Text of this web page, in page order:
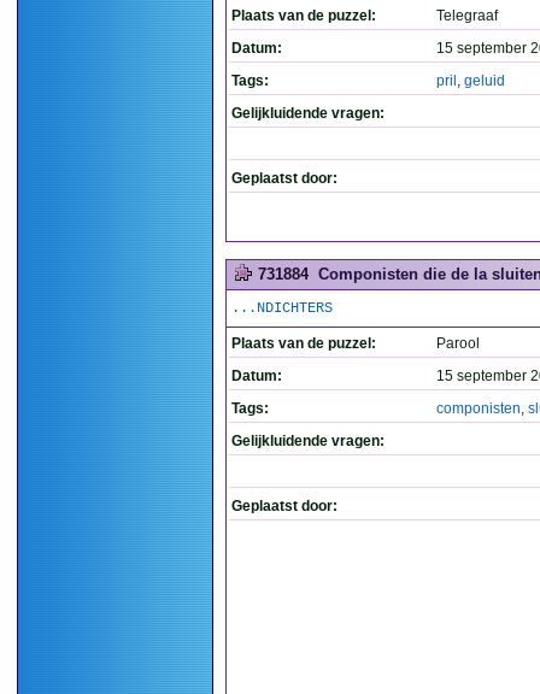
Plaats van de puzzel:
Telegraaf
Datum:
15 september
Tags:
pril , geluid
Gelijkluidende vragen:
Geplaatst door:
731884 Componisten die de la
...NDICHTERS
Plaats van de puzzel:
Parool
Datum:
15 september
Tags:
componisten,
Gelijkluidende vragen:
Geplaatst door: